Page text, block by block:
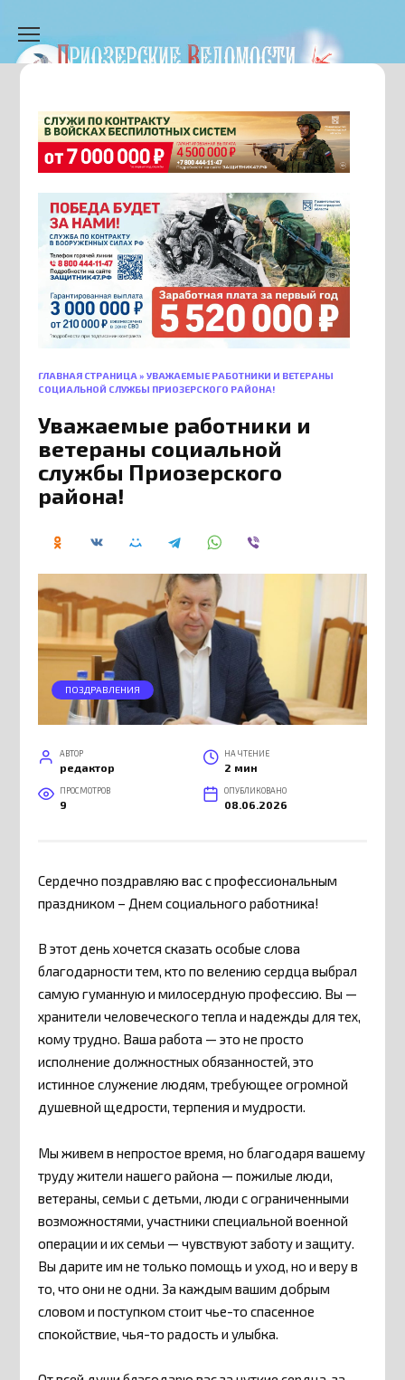
содержанию
ГЛАВНАЯ СТРАНИЦА »УВАЖАЕМЫЕ РАБОТНИКИ И ВЕТЕРАНЫ
СОЦИАЛЬНОЙ СЛУЖБЫ ПРИОЗЕРСКОГО РАЙОНА!
Уважаемые работники и
ветераны социальной
службы Приозерского
района!
ПОЗДРАВЛЕНИЯ
АВТОР
редактор
НА ЧТЕНИЕ
2 мин
ПРОСМОТРОВ
9
ОПУБЛИКОВАНО
08.06.2026
Сердечно поздравляю вас с профессиональным
праздником – Днем социального работника!
В этот день хочется сказать особые слова
благодарности тем, кто по велению сердца выбрал
самую гуманную и милосердную профессию. Вы —
хранители человеческого тепла и надежды для тех,
кому трудно. Ваша работа — это не просто
исполнение должностных обязанностей, это
истинное служение людям, требующее огромной
душевной щедрости, терпения и мудрости.
Мы живем в непростое время, но благодаря вашему
труду жители нашего района — пожилые люди,
ветераны, семьи с детьми, люди с ограниченными
возможностями, участники специальной военной
операции и их семьи — чувствуют заботу и защиту.
Вы дарите им не только помощь и уход, но и веру в
то, что они не одни. За каждым вашим добрым
словом и поступком стоит чье-то спасенное
спокойствие, чья-то радость и улыбка.